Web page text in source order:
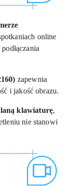
online
zapewnia
i jakość obrazu.
klawiaturę,
nie stanowi